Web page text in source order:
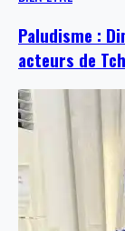
Paludisme :
acteurs de